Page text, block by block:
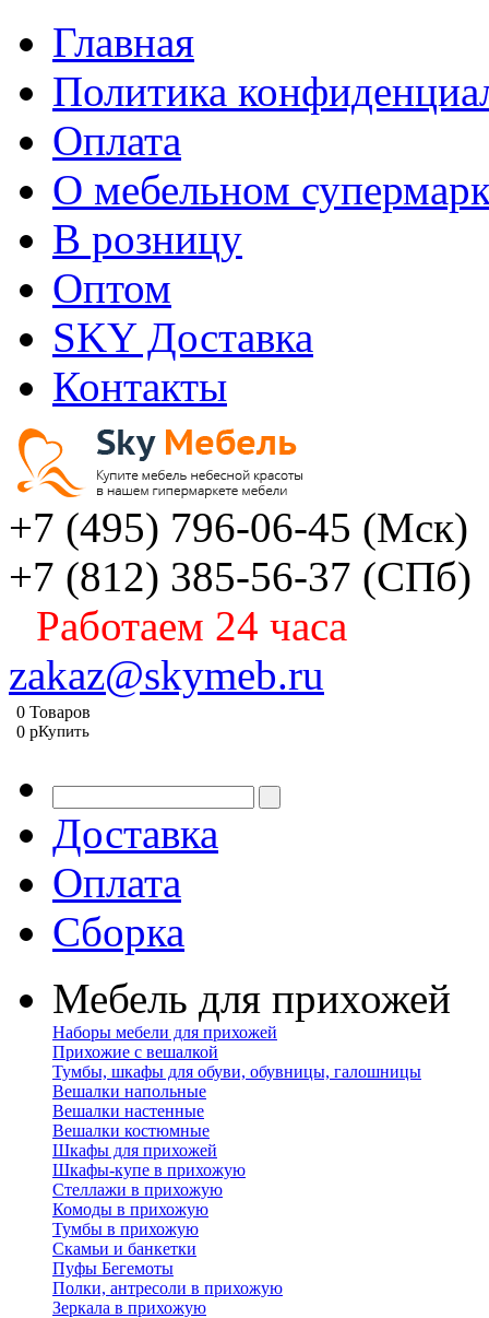
Главная
Политика
Оплата
О мебельном
В розницу
Оптом
SKY Доставка
Контакты
+7 (495) 796-06-45 (Мск)
+7 (812) 385-56-37 (СПб)
Работаем 24 часа
zakaz@skymeb.ru
0 Товаров
0 pКупить
Доставка
Оплата
Сборка
Мебель для прихожей
Наборы мебели для прихожей
Прихожие с вешалкой
Тумбы, шкафы для обуви, обувницы, галошницы
Вешалки напольные
Вешалки настенные
Вешалки костюмные
Шкафы для прихожей
Шкафы-купе в прихожую
Стеллажи в прихожую
Комоды в прихожую
Тумбы в прихожую
Скамьи и банкетки
Пуфы Бегемоты
Полки, антресоли в прихожую
Зеркала в прихожую